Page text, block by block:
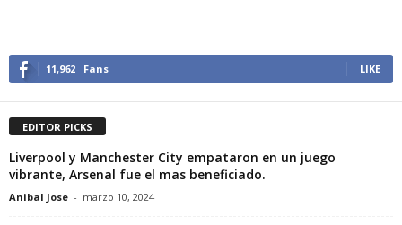
11,962 Fans LIKE
EDITOR PICKS
Liverpool y Manchester City empataron en un juego
vibrante, Arsenal fue el mas beneficiado.
Anibal Jose - marzo 10, 2024